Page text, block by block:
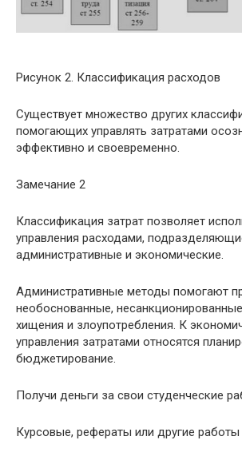
Рисунок 2. Классификация расходов
Существует множество других
помогающих управлять затратами
эффективно и своевременно.
Замечание 2
Классификация затрат позволяет
управления расходами,
административные и экономические.
Административные методы помогают
необоснованные,
хищения и злоупотребления. К
управления затратами относятся
бюджетирование.
Получи деньги за свои студенческие
Курсовые, рефераты или другие работы